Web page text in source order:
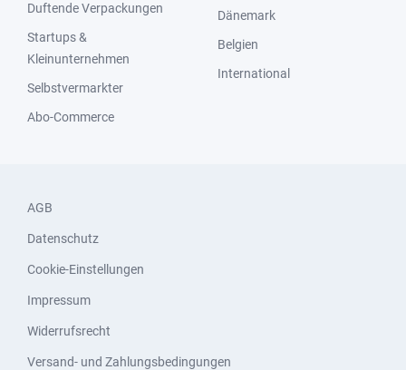
Duftende Verpackungen
Startups &
Kleinunternehmen
Selbstvermarkter
Abo-Commerce
Dänemark
Belgien
International
AGB
Datenschutz
Cookie-Einstellungen
Impressum
Widerrufsrecht
Versand- und Zahlungsbedingungen